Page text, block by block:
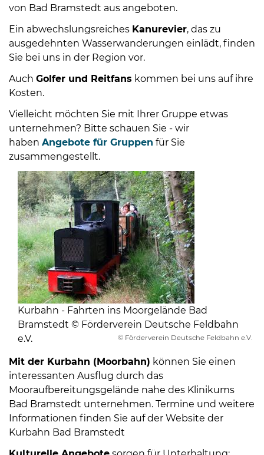
von Bad Bramstedt aus angeboten.
Ein abwechslungsreiches Kanurevier, das zu
ausgedehnten Wasserwanderungen einlädt, finden
Sie bei uns in der Region vor.
Auch Golfer und Reitfans kommen bei uns auf ihre
Kosten.
Vielleicht möchten Sie mit Ihrer Gruppe etwas
unternehmen? Bitte schauen Sie - wir
haben Angebote für Gruppen für Sie
zusammengestellt.
© Förderverein Deutsche Feldbahn e.V.
Kurbahn - Fahrten ins Moorgelände Bad
Bramstedt © Förderverein Deutsche Feldbahn
e.V.
Mit der Kurbahn (Moorbahn) können Sie einen
interessanten Ausflug durch das
Mooraufbereitungsgelände nahe des Klinikums
Bad Bramstedt unternehmen. Termine und weitere
Informationen finden Sie auf der Website der
Kurbahn Bad Bramstedt